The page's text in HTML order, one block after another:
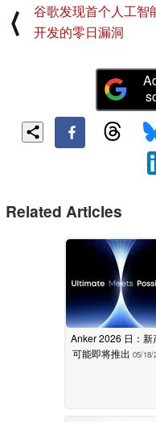
⟨
谷歌发现首个人工智
开发的零日漏洞
Related Articles
Anker 2026 日：新
可能即将推出 05/18/